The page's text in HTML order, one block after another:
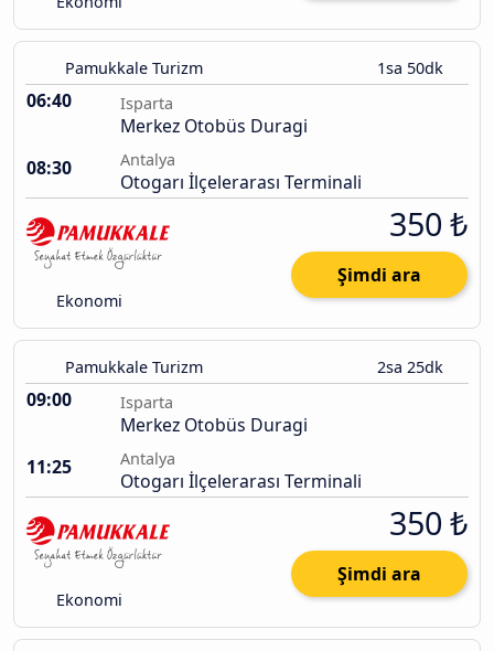
Pamukkale Turizm 1sa 50dk
06:40 Isparta
Merkez Otobüs Duragi
08:30
Antalya
Otogarı İlçelerarası Terminali
Ekonomi
350 ₺
Şimdi ara
Pamukkale Turizm 2sa 25dk
09:00 Isparta
Merkez Otobüs Duragi
11:25
Antalya
Otogarı İlçelerarası Terminali
Ekonomi
350 ₺
Şimdi ara